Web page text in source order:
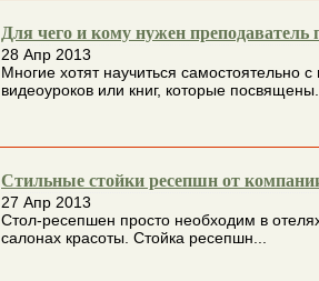
Для чего и кому нужен преподаватель
28 Апр 2013
Многие хотят научиться самостоятельно
видеоуроков или книг, которые посвящены...
Стильные стойки ресепшн от
27 Апр 2013
Стол-ресепшен просто необходим в
салонах красоты. Стойка ресепшн...